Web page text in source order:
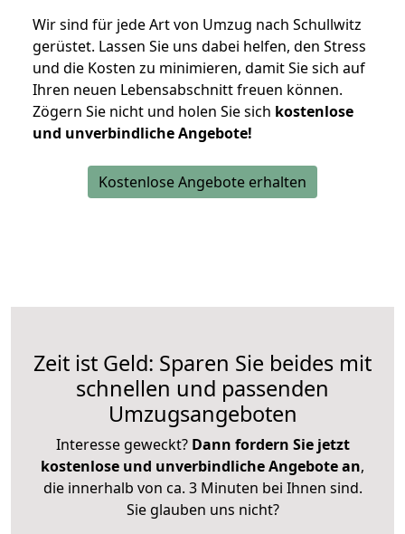
Wir sind für jede Art von Umzug nach Schullwitz
gerüstet. Lassen Sie uns dabei helfen, den Stress
und die Kosten zu minimieren, damit Sie sich auf
Ihren neuen Lebensabschnitt freuen können.
Zögern Sie nicht und holen Sie sich kostenlose
und unverbindliche Angebote!
Kostenlose Angebote erhalten
Zeit ist Geld: Sparen Sie beides mit
schnellen und passenden
Umzugsangeboten
Interesse geweckt? Dann fordern Sie jetzt
kostenlose und unverbindliche Angebote an,
die innerhalb von ca. 3 Minuten bei Ihnen sind.
Sie glauben uns nicht?